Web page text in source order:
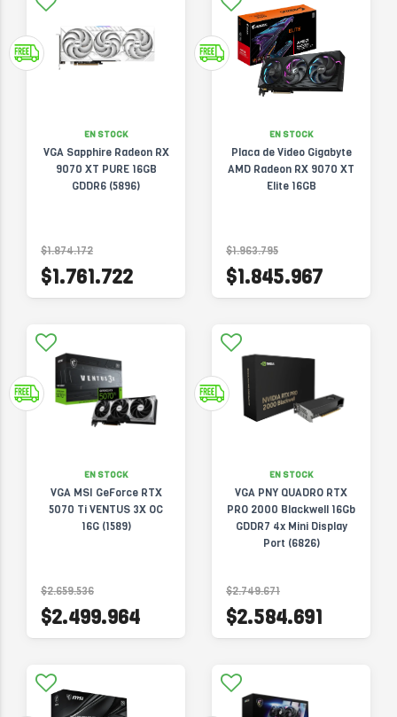
EN STOCK
VGA Sapphire Radeon RX
9070 XT PURE 16GB
GDDR6 (5896)
$1.874.172
$1.761.722
EN STOCK
Placa de Video Gigabyte
AMD Radeon RX 9070 XT
Elite 16GB
$1.963.795
$1.845.967
EN STOCK
VGA MSI GeForce RTX
5070 Ti VENTUS 3X OC
16G (1589)
$2.659.536
$2.499.964
EN STOCK
VGA PNY QUADRO RTX
PRO 2000 Blackwell 16Gb
GDDR7 4x Mini Display
Port (6826)
$2.749.671
$2.584.691